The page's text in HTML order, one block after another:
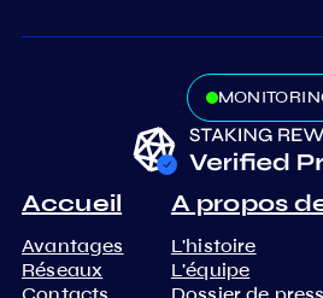
Accueil
Avantages
Réseaux
A propos
L'histoire
L'équipe